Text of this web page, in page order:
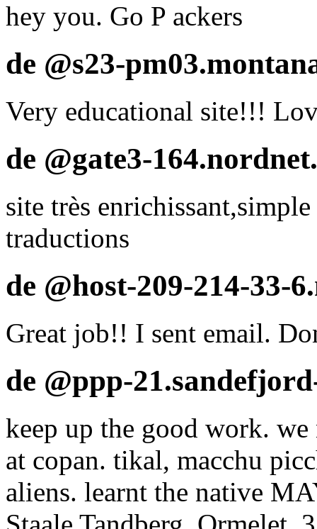
hey you. Go P ackers
de @s23-
Very educational site!!!
de @gate3-
site très
traductions
de @host-209-214-33-
Great job!! I sent email.
de @ppp-
keep up the good work.
at copan. tikal, macchu
aliens. learnt the native